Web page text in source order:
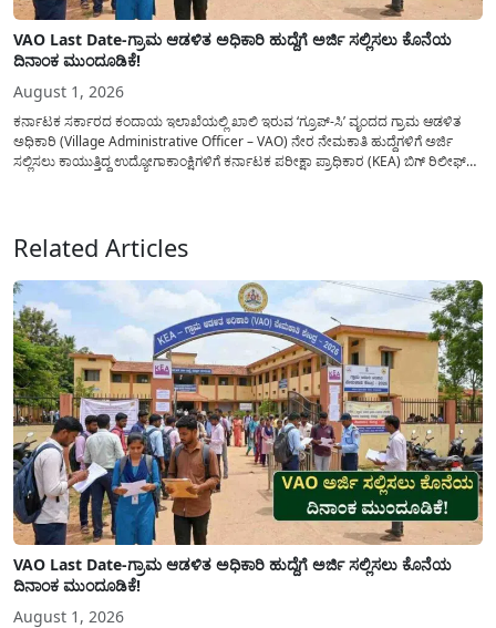
VAO Last Date-ಗ್ರಾಮ ಆಡಳಿತ ಅಧಿಕಾರಿ ಹುದ್ದೆಗೆ ಅರ್ಜಿ ಸಲ್ಲಿಸಲು ಕೊನೆಯ
ದಿನಾಂಕ ಮುಂದೂಡಿಕೆ!
August 1, 2026
ಕರ್ನಾಟಕ ಸರ್ಕಾರದ ಕಂದಾಯ ಇಲಾಖೆಯಲ್ಲಿ ಖಾಲಿ ಇರುವ ‘ಗ್ರೂಪ್-ಸಿ’ ವೃಂದದ ಗ್ರಾಮ ಆಡಳಿತ
ಅಧಿಕಾರಿ (Village Administrative Officer – VAO) ನೇರ ನೇಮಕಾತಿ ಹುದ್ದೆಗಳಿಗೆ ಅರ್ಜಿ
ಸಲ್ಲಿಸಲು ಕಾಯುತ್ತಿದ್ದ ಉದ್ಯೋಗಾಕಾಂಕ್ಷಿಗಳಿಗೆ ಕರ್ನಾಟಕ ಪರೀಕ್ಷಾ ಪ್ರಾಧಿಕಾರ (KEA) ಬಿಗ್ ರಿಲೀಫ್
Related Articles
VAO Last Date-ಗ್ರಾಮ ಆಡಳಿತ ಅಧಿಕಾರಿ ಹುದ್ದೆಗೆ ಅರ್ಜಿ ಸಲ್ಲಿಸಲು ಕೊನೆಯ
ದಿನಾಂಕ ಮುಂದೂಡಿಕೆ!
August 1, 2026